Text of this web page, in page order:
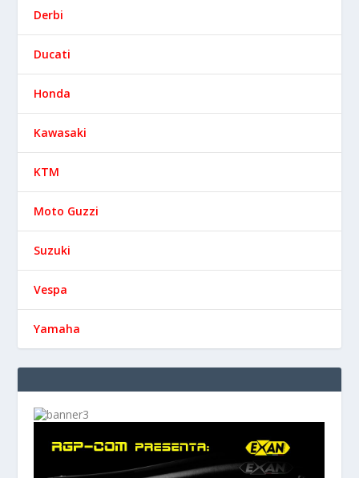
Derbi
Ducati
Honda
Kawasaki
KTM
Moto Guzzi
Suzuki
Vespa
Yamaha